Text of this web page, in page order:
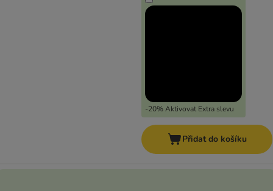
-20% Aktivovat Extra slevu
Přidat do košíku